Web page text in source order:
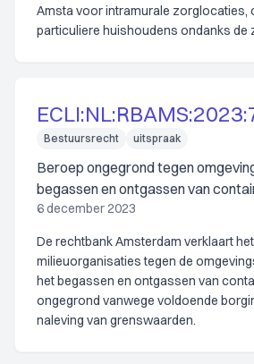
Amsta voor intramurale zorglocaties,
particuliere huishoudens ondanks de
Bestuursrecht uitspraak
Beroep ongegrond tegen
begassen en ontgassen van
6 december 2023
De rechtbank Amsterdam verklaart
milieuorganisaties tegen de
het begassen en ontgassen van
ongegrond vanwege voldoende
naleving van grenswaarden.